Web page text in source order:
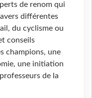
de renom qui
différentes
du cyclisme ou
conseils
champions, une
une initiation
de la